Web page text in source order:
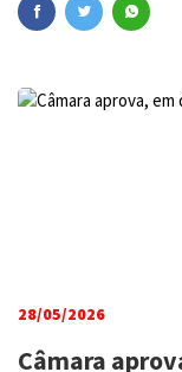
28/05/2026
Câmara